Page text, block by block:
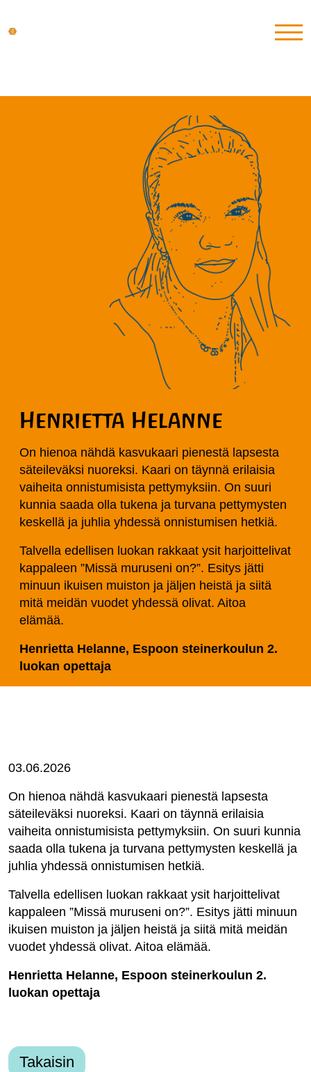
Henrietta Helanne
On hienoa nähdä kasvukaari pienestä lapsesta
säteileväksi nuoreksi. Kaari on täynnä erilaisia
vaiheita onnistumisista pettymyksiin. On suuri
kunnia saada olla tukena ja turvana pettymysten
keskellä ja juhlia yhdessä onnistumisen hetkiä.
Talvella edellisen luokan rakkaat ysit harjoittelivat
kappaleen ”Missä muruseni on?”. Esitys jätti
minuun ikuisen muiston ja jäljen heistä ja siitä
mitä meidän vuodet yhdessä olivat. Aitoa
elämää.
Henrietta Helanne, Espoon steinerkoulun 2.
luokan opettaja
03.06.2026
On hienoa nähdä kasvukaari pienestä lapsesta
säteileväksi nuoreksi. Kaari on täynnä erilaisia
vaiheita onnistumisista pettymyksiin. On suuri kunnia
saada olla tukena ja turvana pettymysten keskellä ja
juhlia yhdessä onnistumisen hetkiä.
Talvella edellisen luokan rakkaat ysit harjoittelivat
kappaleen ”Missä muruseni on?”. Esitys jätti minuun
ikuisen muiston ja jäljen heistä ja siitä mitä meidän
vuodet yhdessä olivat. Aitoa elämää.
Henrietta Helanne, Espoon steinerkoulun 2.
luokan opettaja
Takaisin